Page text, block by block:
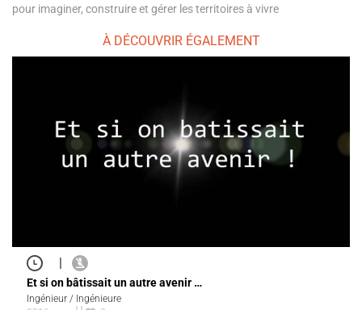
pour imaginer, construire et gérer les territoires à vivre
À DÉCOUVRIR ÉGALEMENT
|
Et si on bâtissait un autre avenir …
Ingénieur / Ingénieure